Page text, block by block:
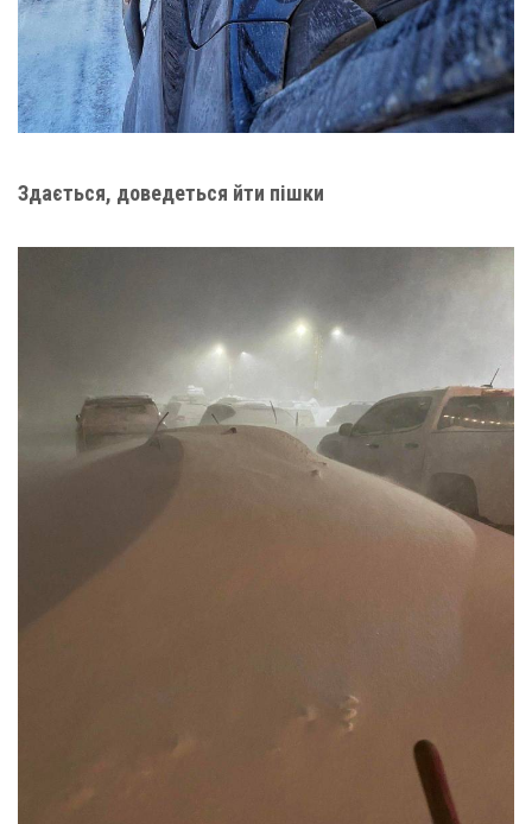
Здається, доведеться йти пішки